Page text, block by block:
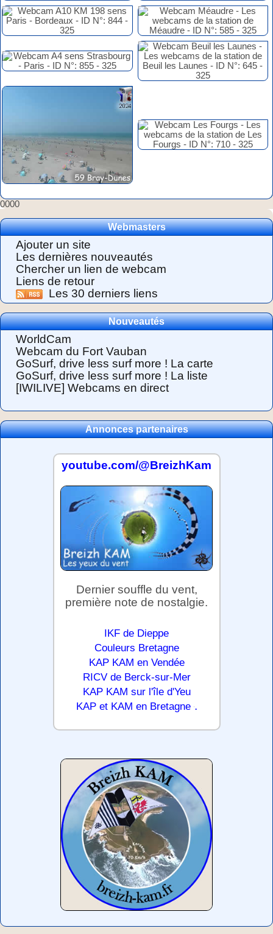
0000
Webmasters
Ajouter un site
Les dernières nouveautés
Chercher un lien de webcam
Liens de retour
Les 30 derniers liens
Nouveautés
WorldCam
Webcam du Fort Vauban
GoSurf, drive less surf more ! La carte
GoSurf, drive less surf more ! La liste
[IWILIVE] Webcams en direct
Annonces partenaires
youtube.com/@BreizhKam
Dernier souffle du vent,
première note de nostalgie.
IKF de Dieppe
Couleurs Bretagne
KAP KAM en Vendée
RICV de Berck-sur-Mer
KAP KAM sur l'île d'Yeu
KAP et KAM en Bretagne .